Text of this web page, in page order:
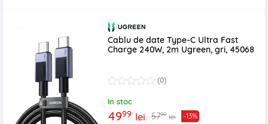
Cablu de date Type-C Ultra Fast
Charge 240W, 2m Ugreen, gri, 45068
(0)
In stoc
4999 lei 5799 lei -13%